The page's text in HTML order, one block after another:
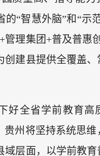
“智慧外脑”和“示范
管理集团+普及普惠
创建县提供全覆盖、
好全省学前教育高
贵州将坚持系统思维
域层面，以学前教育